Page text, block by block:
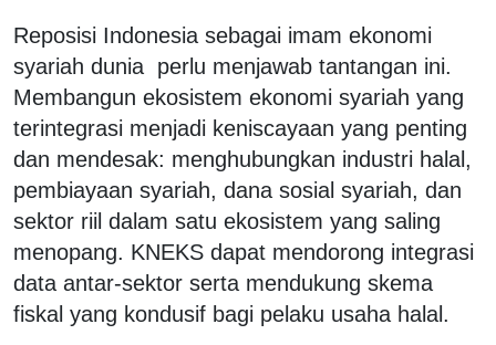
Reposisi Indonesia sebagai imam ekonomi
syariah dunia perlu menjawab tantangan ini.
Membangun ekosistem ekonomi syariah yang
terintegrasi menjadi keniscayaan yang penting
dan mendesak: menghubungkan industri halal,
pembiayaan syariah, dana sosial syariah, dan
sektor riil dalam satu ekosistem yang saling
menopang. KNEKS dapat mendorong integrasi
data antar-sektor serta mendukung skema
fiskal yang kondusif bagi pelaku usaha halal.